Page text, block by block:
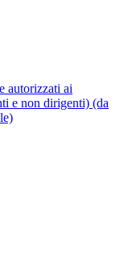
autorizzati ai
e non dirigenti) (da